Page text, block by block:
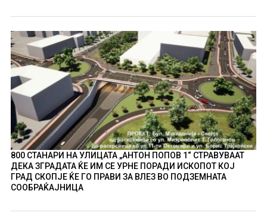
800 СТАНАРИ НА УЛИЦАТА „АНТОН ПОПОВ 1“ СТРАВУВААТ
ДЕКА ЗГРАДАТА ЌЕ ИМ СЕ УРНЕ ПОРАДИ ИСКОПОТ КОЈ
ГРАД СКОПЈЕ ЌЕ ГО ПРАВИ ЗА ВЛЕЗ ВО ПОДЗЕМНАТА
СООБРАЌАЈНИЦА